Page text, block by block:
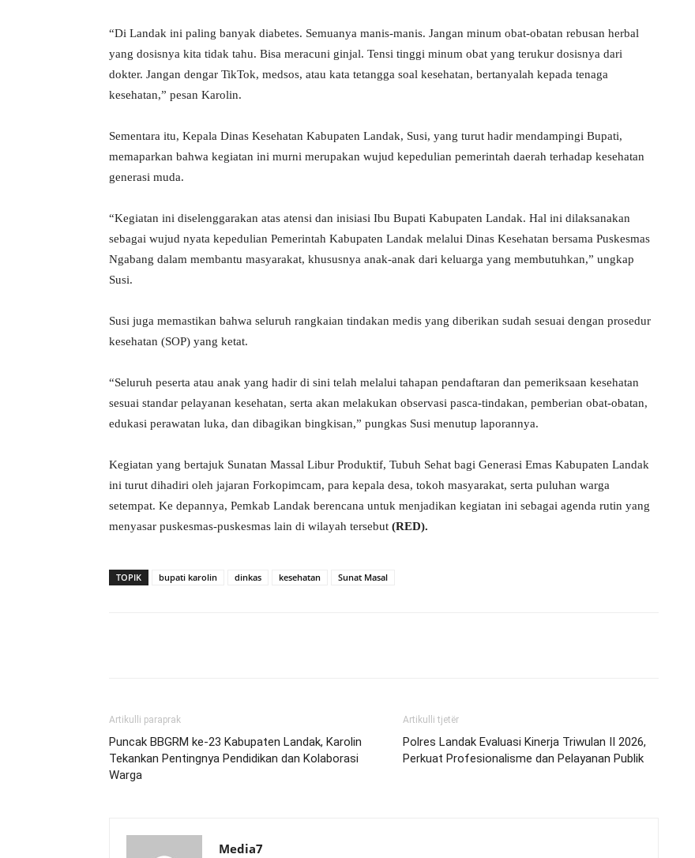
“Di Landak ini paling banyak diabetes. Semuanya manis-manis. Jangan minum obat-obatan rebusan herbal
yang dosisnya kita tidak tahu. Bisa meracuni ginjal. Tensi tinggi minum obat yang terukur dosisnya dari
dokter. Jangan dengar TikTok, medsos, atau kata tetangga soal kesehatan, bertanyalah kepada tenaga
kesehatan,” pesan Karolin.
Sementara itu, Kepala Dinas Kesehatan Kabupaten Landak, Susi, yang turut hadir mendampingi Bupati,
memaparkan bahwa kegiatan ini murni merupakan wujud kepedulian pemerintah daerah terhadap kesehatan
generasi muda.
“Kegiatan ini diselenggarakan atas atensi dan inisiasi Ibu Bupati Kabupaten Landak. Hal ini dilaksanakan
sebagai wujud nyata kepedulian Pemerintah Kabupaten Landak melalui Dinas Kesehatan bersama Puskesmas
Ngabang dalam membantu masyarakat, khususnya anak-anak dari keluarga yang membutuhkan,” ungkap
Susi.
Susi juga memastikan bahwa seluruh rangkaian tindakan medis yang diberikan sudah sesuai dengan prosedur
kesehatan (SOP) yang ketat.
“Seluruh peserta atau anak yang hadir di sini telah melalui tahapan pendaftaran dan pemeriksaan kesehatan
sesuai standar pelayanan kesehatan, serta akan melakukan observasi pasca-tindakan, pemberian obat-obatan,
edukasi perawatan luka, dan dibagikan bingkisan,” pungkas Susi menutup laporannya.
Kegiatan yang bertajuk Sunatan Massal Libur Produktif, Tubuh Sehat bagi Generasi Emas Kabupaten Landak
ini turut dihadiri oleh jajaran Forkopimcam, para kepala desa, tokoh masyarakat, serta puluhan warga
setempat. Ke depannya, Pemkab Landak berencana untuk menjadikan kegiatan ini sebagai agenda rutin yang
menyasar puskesmas-puskesmas lain di wilayah tersebut (RED).
TOPIK bupati karolin dinkas kesehatan Sunat Masal
Artikulli paraprak
Puncak BBGRM ke-23 Kabupaten Landak, Karolin
Tekankan Pentingnya Pendidikan dan Kolaborasi
Warga
Artikulli tjetër
Polres Landak Evaluasi Kinerja Triwulan II 2026,
Perkuat Profesionalisme dan Pelayanan Publik
Media7